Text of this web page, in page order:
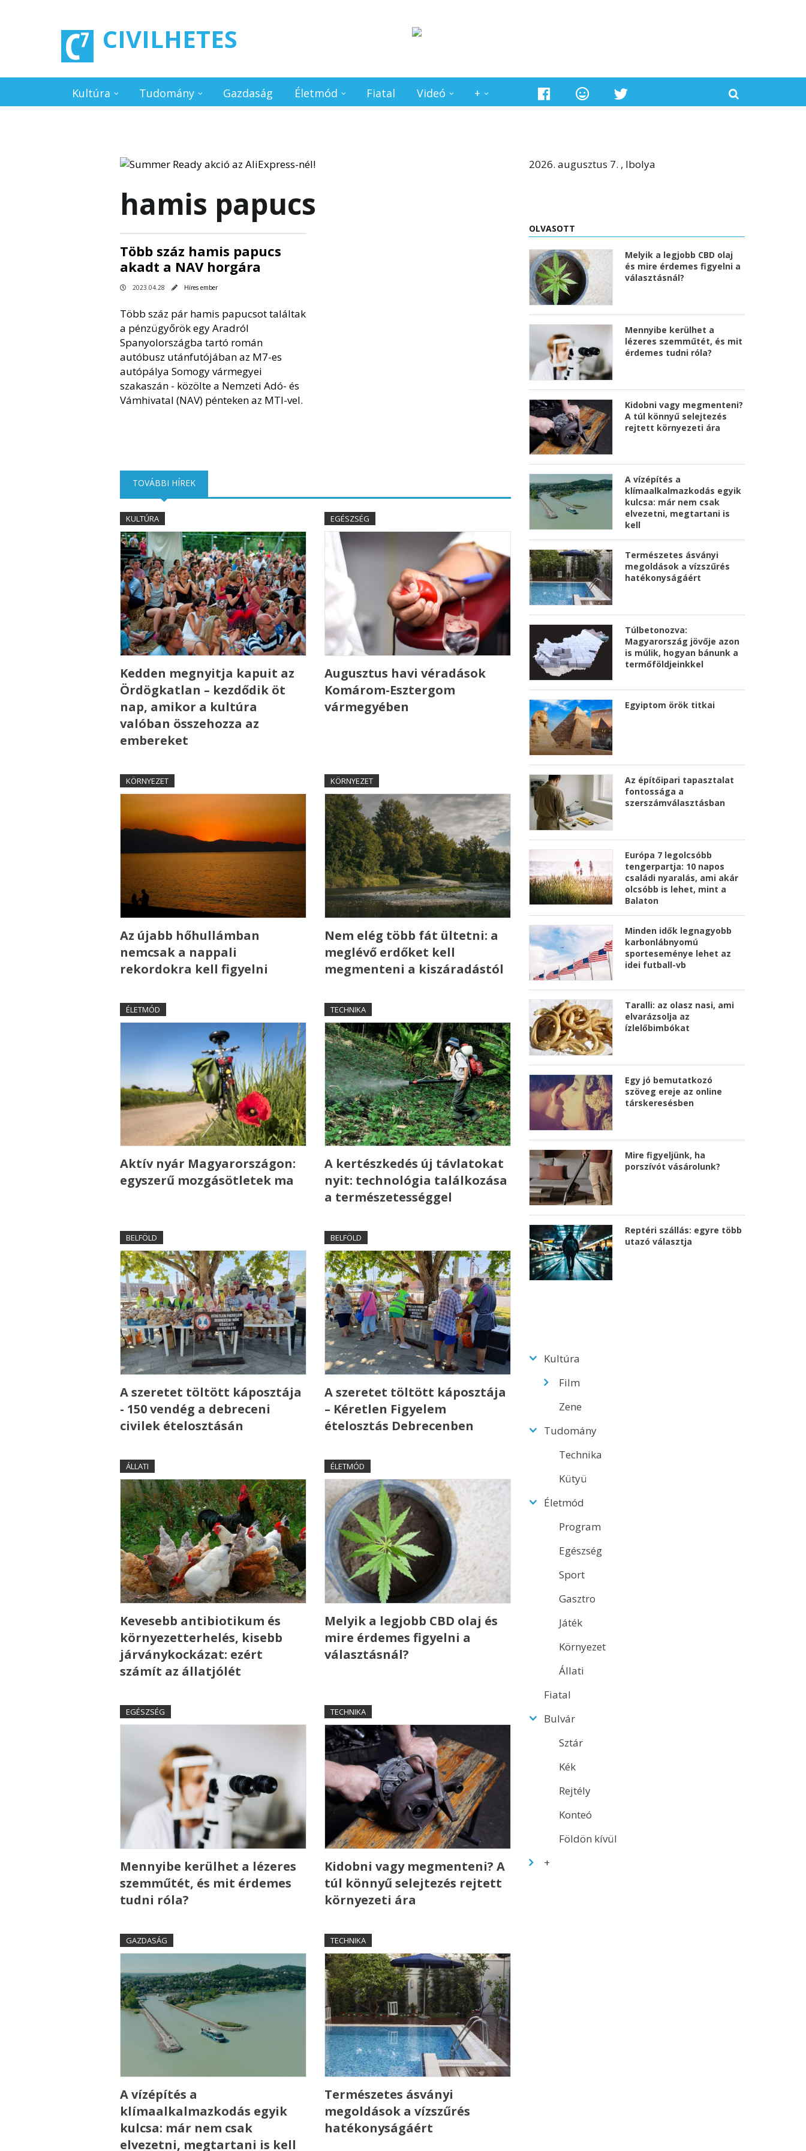
CIVILHETES
Kultúra Tudomány Gazdaság Életmód Fiatal Videó +
hamis papucs
Több száz hamis papucs
akadt a NAV horgára
2023.04.28 Híres ember
Több száz pár hamis papucsot találtak
a pénzügyőrök egy Aradról
Spanyolországba tartó román
autóbusz utánfutójában az M7-es
autópálya Somogy vármegyei
szakaszán - közölte a Nemzeti Adó- és
Vámhivatal (NAV) pénteken az MTI-vel.
TOVÁBBI HÍREK(AKTÍV FÜL)
KULTÚRA
Kedden megnyitja kapuit az
Ördögkatlan – kezdődik öt
nap, amikor a kultúra
valóban összehozza az
embereket
EGÉSZSÉG
Augusztus havi véradások
Komárom-Esztergom
vármegyében
KÖRNYEZET
Az újabb hőhullámban
nemcsak a nappali
rekordokra kell figyelni
KÖRNYEZET
Nem elég több fát ültetni: a
meglévő erdőket kell
megmenteni a kiszáradástól
ÉLETMÓD
Aktív nyár Magyarországon:
egyszerű mozgásötletek ma
TECHNIKA
A kertészkedés új távlatokat
nyit: technológia találkozása
a természetességgel
BELFÖLD
A szeretet töltött káposztája
- 150 vendég a debreceni
civilek ételosztásán
BELFÖLD
A szeretet töltött káposztája
– Kéretlen Figyelem
ételosztás Debrecenben
ÁLLATI
Kevesebb antibiotikum és
környezetterhelés, kisebb
járványkockázat: ezért
számít az állatjólét
ÉLETMÓD
Melyik a legjobb CBD olaj és
mire érdemes figyelni a
választásnál?
EGÉSZSÉG
Mennyibe kerülhet a lézeres
szemműtét, és mit érdemes
tudni róla?
TECHNIKA
Kidobni vagy megmenteni? A
túl könnyű selejtezés rejtett
környezeti ára
GAZDASÁG
A vízépítés a
klímaalkalmazkodás egyik
kulcsa: már nem csak
elvezetni, megtartani is kell
TECHNIKA
Természetes ásványi
megoldások a vízszűrés
hatékonyságáért
2026. augusztus 7. , Ibolya
OLVASOTT
Melyik a legjobb CBD olaj
és mire érdemes figyelni a
választásnál?
Mennyibe kerülhet a
lézeres szemműtét, és mit
érdemes tudni róla?
Kidobni vagy megmenteni?
A túl könnyű selejtezés
rejtett környezeti ára
A vízépítés a
klímaalkalmazkodás egyik
kulcsa: már nem csak
elvezetni, megtartani is
kell
Természetes ásványi
megoldások a vízszűrés
hatékonyságáért
Túlbetonozva:
Magyarország jövője azon
is múlik, hogyan bánunk a
termőföldjeinkkel
Egyiptom örök titkai
Az építőipari tapasztalat
fontossága a
szerszámválasztásban
Európa 7 legolcsóbb
tengerpartja: 10 napos
családi nyaralás, ami akár
olcsóbb is lehet, mint a
Balaton
Minden idők legnagyobb
karbonlábnyomú
sporteseménye lehet az
idei futball-vb
Taralli: az olasz nasi, ami
elvarázsolja az
ízlelőbimbókat
Egy jó bemutatkozó
szöveg ereje az online
társkeresésben
Mire figyeljünk, ha
porszívót vásárolunk?
Reptéri szállás: egyre több
utazó választja
Kultúra
Film
Zene
Tudomány
Technika
Kütyü
Életmód
Program
Egészség
Sport
Gasztro
Játék
Környezet
Állati
Fiatal
Bulvár
Sztár
Kék
Rejtély
Konteó
Földön kívül
+